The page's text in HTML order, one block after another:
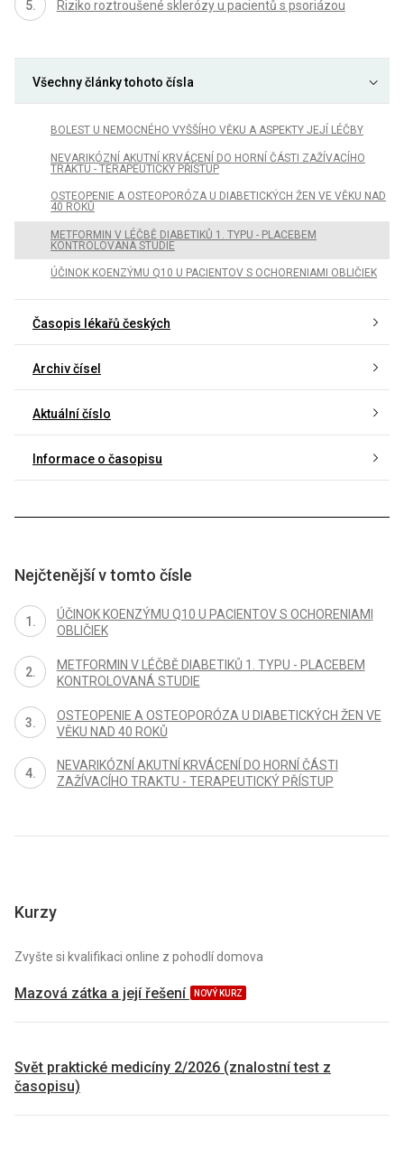
Riziko roztroušené sklerózy u pacientů s psoriázou
Všechny články tohoto čísla
BOLEST U NEMOCNÉHO VYŠŠÍHO VĚKU A ASPEKTY JEJÍ LÉČBY
NEVARIKÓZNÍ AKUTNÍ KRVÁCENÍ DO HORNÍ ČÁSTI ZAŽÍVACÍHO
TRAKTU - TERAPEUTICKÝ PŘÍSTUP
OSTEOPENIE A OSTEOPORÓZA U DIABETICKÝCH ŽEN VE VĚKU NAD
40 ROKŮ
METFORMIN V LÉČBĚ DIABETIKŮ 1. TYPU - PLACEBEM
KONTROLOVANÁ STUDIE
ÚČINOK KOENZÝMU Q10 U PACIENTOV S OCHORENIAMI OBLIČIEK
Časopis lékařů českých
Archiv čísel
Aktuální číslo
Informace o časopisu
Nejčtenější v tomto čísle
ÚČINOK KOENZÝMU Q10 U PACIENTOV S OCHORENIAMI
OBLIČIEK
METFORMIN V LÉČBĚ DIABETIKŮ 1. TYPU - PLACEBEM
KONTROLOVANÁ STUDIE
OSTEOPENIE A OSTEOPORÓZA U DIABETICKÝCH ŽEN VE
VĚKU NAD 40 ROKŮ
NEVARIKÓZNÍ AKUTNÍ KRVÁCENÍ DO HORNÍ ČÁSTI
ZAŽÍVACÍHO TRAKTU - TERAPEUTICKÝ PŘÍSTUP
Kurzy
Zvyšte si kvalifikaci online z pohodlí domova
Mazová zátka a její řešení NOVÝ KURZ
Svět praktické medicíny 2/2026 (znalostní test z
časopisu)